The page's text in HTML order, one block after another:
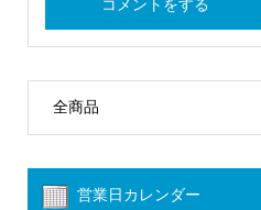
全商品
営業日カレンダー